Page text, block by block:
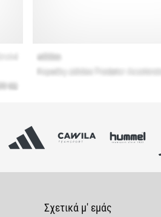
Σχετικά μ' εμάς